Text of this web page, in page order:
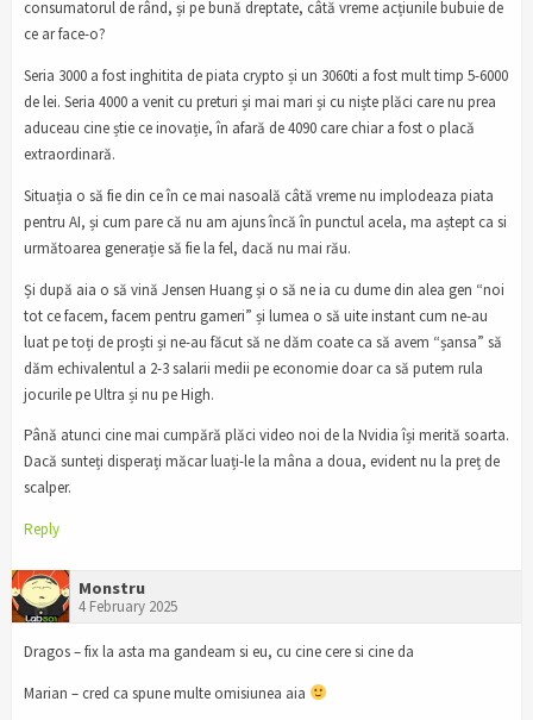
consumatorul de rând, și pe bună dreptate, câtă vreme acțiunile bubuie de
ce ar face-o?
Seria 3000 a fost inghitita de piata crypto și un 3060ti a fost mult timp 5-6000
de lei. Seria 4000 a venit cu preturi și mai mari și cu niște plăci care nu prea
aduceau cine știe ce inovație, în afară de 4090 care chiar a fost o placă
extraordinară.
Situația o să fie din ce în ce mai nasoală câtă vreme nu implodeaza piata
pentru AI, și cum pare că nu am ajuns încă în punctul acela, ma aștept ca si
următoarea generație să fie la fel, dacă nu mai rău.
Și după aia o să vină Jensen Huang și o să ne ia cu dume din alea gen “noi
tot ce facem, facem pentru gameri” și lumea o să uite instant cum ne-au
luat pe toți de proști și ne-au făcut să ne dăm coate ca să avem “șansa” să
dăm echivalentul a 2-3 salarii medii pe economie doar ca să putem rula
jocurile pe Ultra și nu pe High.
Până atunci cine mai cumpără plăci video noi de la Nvidia își merită soarta.
Dacă sunteți disperați măcar luați-le la mâna a doua, evident nu la preț de
scalper.
Reply
Monstru
4 February 2025
Dragos – fix la asta ma gandeam si eu, cu cine cere si cine da
Marian – cred ca spune multe omisiunea aia